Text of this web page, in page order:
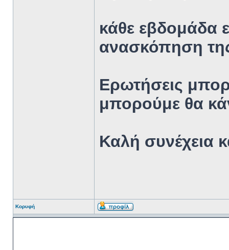
κάθε εβδομάδα
ανασκόπηση
Ερωτήσεις
μπορούμε θα
Καλή συνέχεια
Κορυφή